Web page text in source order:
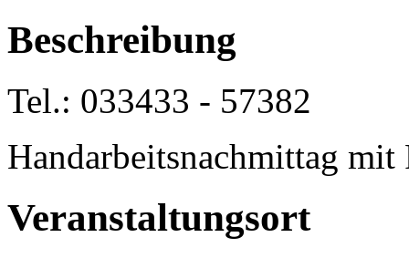
Beschreibung
Tel.: 033433 - 57382
Handarbeitsnachmittag
Veranstaltungsort